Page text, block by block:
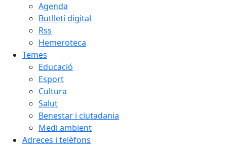
Agenda
Butlletí digital
Rss
Hemeroteca
Temes
Educació
Esport
Cultura
Salut
Benestar i ciutadania
Medi ambient
Adreces i telèfons